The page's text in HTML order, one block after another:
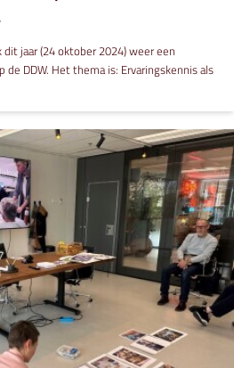
jaar (24 oktober 2024) weer een
DDW. Het thema is: Ervaringskennis als